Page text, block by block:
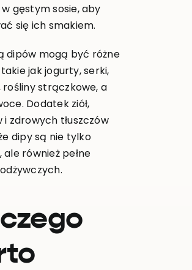
gęstym sosie, aby
się ich smakiem.
dipów mogą być różne
takie jak jogurty, serki,
rośliny strączkowe, a
Dodatek ziół,
zdrowych tłuszczów
dipy są nie tylko
ale również pełne